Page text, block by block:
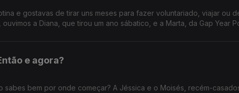
e gostavas de tirar uns meses para fazer voluntariado, viajar ou
a Diana, que tirou um ano sábatico, e a Marta, da Gap Year
e agora?
sabes bem por onde começar? A Jéssica e o Moisés, recém-